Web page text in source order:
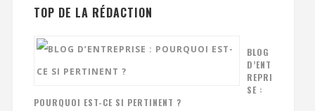
TOP DE LA RÉDACTION
BLOG
D’ENT
REPRI
SE :
POURQUOI EST-CE SI PERTINENT ?